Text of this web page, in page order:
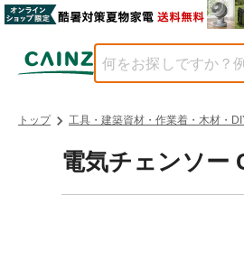
トップ 工具・建築資材・作業着・木材・
電気チェンソー